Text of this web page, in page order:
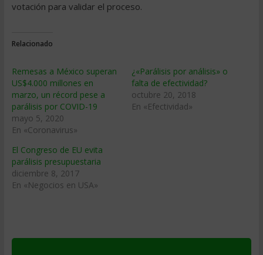
votación para validar el proceso.
Relacionado
Remesas a México superan
US$4.000 millones en
marzo, un récord pese a
parálisis por COVID-19
mayo 5, 2020
En «Coronavirus»
¿«Parálisis por análisis» o
falta de efectividad?
octubre 20, 2018
En «Efectividad»
El Congreso de EU evita
parálisis presupuestaria
diciembre 8, 2017
En «Negocios en USA»